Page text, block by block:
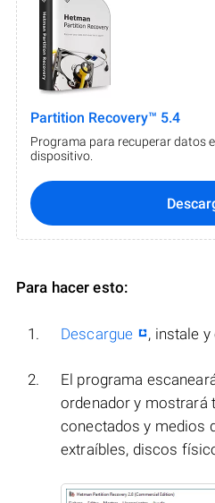
Partition Recovery™ 5.4
Programa para recuperar datos
dispositivo.
Para hacer esto:
Descargue , instale
El programa
ordenador y mostrará
conectados y medios
extraíbles, discos